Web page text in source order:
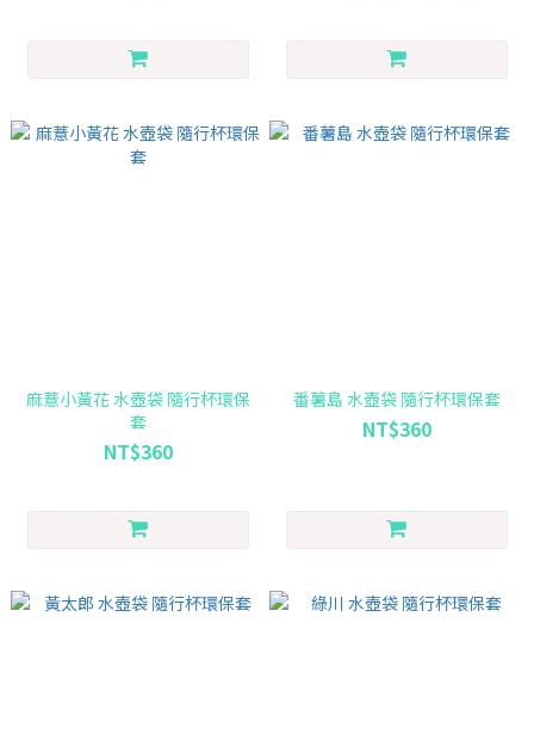
麻薏小黃花 水壺袋 隨行杯環保
套
NT$360
番薯島 水壺袋 隨行杯環保套
NT$360